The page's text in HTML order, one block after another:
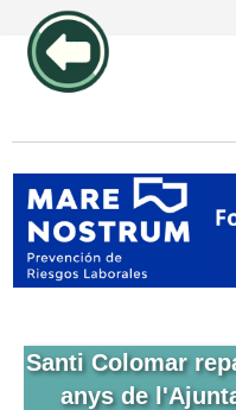
Santi Colomar
anys de